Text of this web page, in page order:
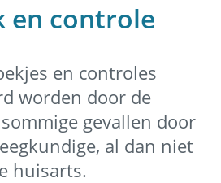
en controle
en controles
worden door de
gevallen door
al dan niet
huisarts.